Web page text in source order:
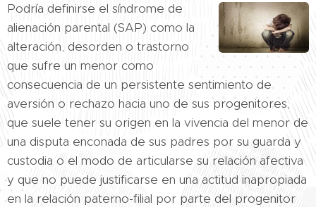
Podría definirse el síndrome de
alienación parental (SAP) como la
alteración, desorden o trastorno
que sufre un menor como
consecuencia de un persistente sentimiento de
aversión o rechazo hacia uno de sus progenitores,
que suele tener su origen en la vivencia del menor de
una disputa enconada de sus padres por su guarda y
custodia o el modo de articularse su relación afectiva
y que no puede justificarse en una actitud inapropiada
en la relación paterno-filial por parte del progenitor